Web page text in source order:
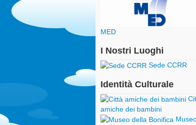
MED
I Nostri Luoghi
Sede CCRR
Identità Culturale
amiche dei bambini